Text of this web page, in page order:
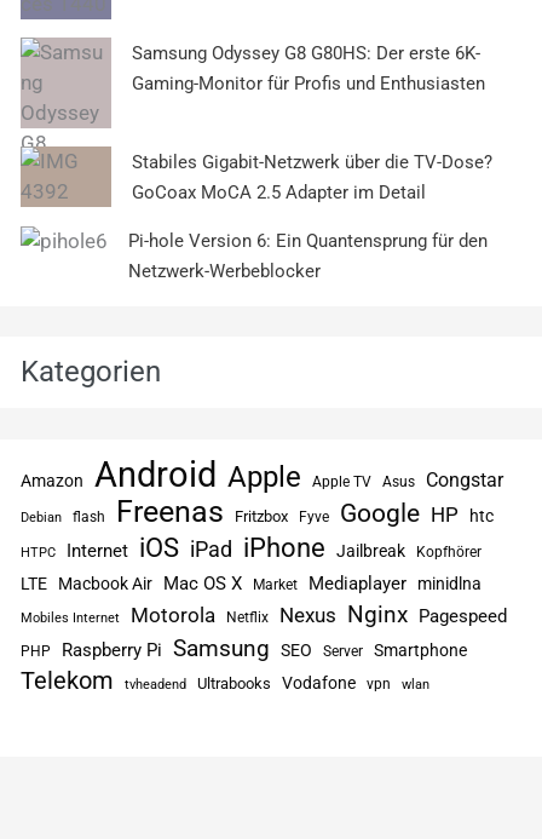
Samsung Odyssey G8 G80HS: Der erste 6K-
Gaming-Monitor für Profis und Enthusiasten
Stabiles Gigabit-Netzwerk über die TV-Dose?
GoCoax MoCA 2.5 Adapter im Detail
Pi-hole Version 6: Ein Quantensprung für den
Netzwerk-Werbeblocker
Kategorien
Amazon Android Apple Apple TV Asus Congstar
Debian flash Freenas Fritzbox Fyve Google HP htc
HTPC Internet iOS iPad iPhone Jailbreak Kopfhörer
LTE Macbook Air Mac OS X Market Mediaplayer minidlna
Mobiles Internet Motorola Netflix Nexus Nginx Pagespeed
PHP Raspberry Pi Samsung SEO Server Smartphone
Telekom tvheadend Ultrabooks Vodafone vpn wlan